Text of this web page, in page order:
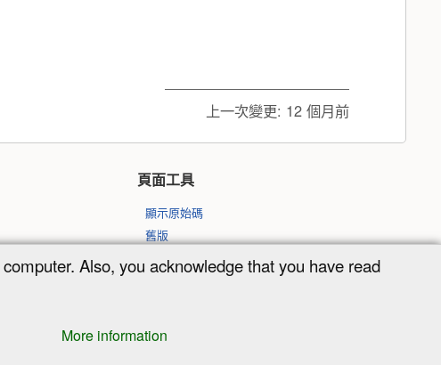
上一次變更: 12 個月前
頁面工具
顯示原始碼
舊版
反向連結
Also, you acknowledge that you have read
More information